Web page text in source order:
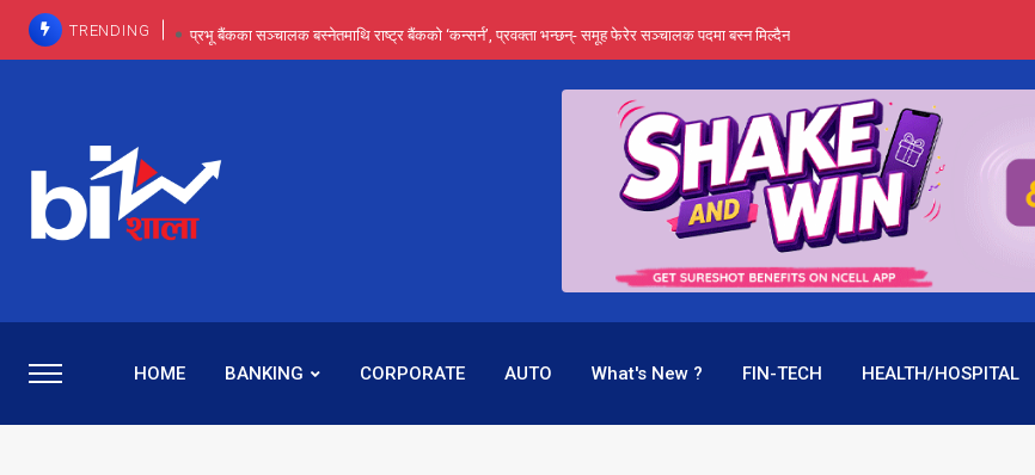
TRENDING प्रभू बैंकका सञ्चालक बस्नेतमाथि राष्ट्र बैंकको ‘कन्सर्न’, प्रवक्ता भन्छन्- समूह फेरेर सञ्चालक पदमा बस्न मिल्दैन
प्रभू बैंकमा सेञ्चुरीबाट आएका कर्मचारीमाथि हदैसम्मको विभेदः एउटै पदमा दुई थरि तलब, वर्षमै ९२ हजार घाटा !
कमाइमा गरिमाको दमदार छलाङ, सेयरधनीलाई २० प्रतिशत लाभांश दिने क्षमता
प्रभु बैंकमा रमिता : सर्वसाधारणबाट छिरेका बस्नेत संस्थापक बनेर निरन्तर, राष्ट्र बैंक किन मौन ?
HOME BANKING CORPORATE AUTO What's New ? FIN-TECH HEALTH/HOSPITAL